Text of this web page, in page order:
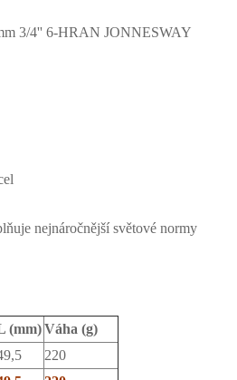
3/4'' 6-HRAN JONNESWAY
nejnáročnější světové normy
(mm)Váha (g)
220